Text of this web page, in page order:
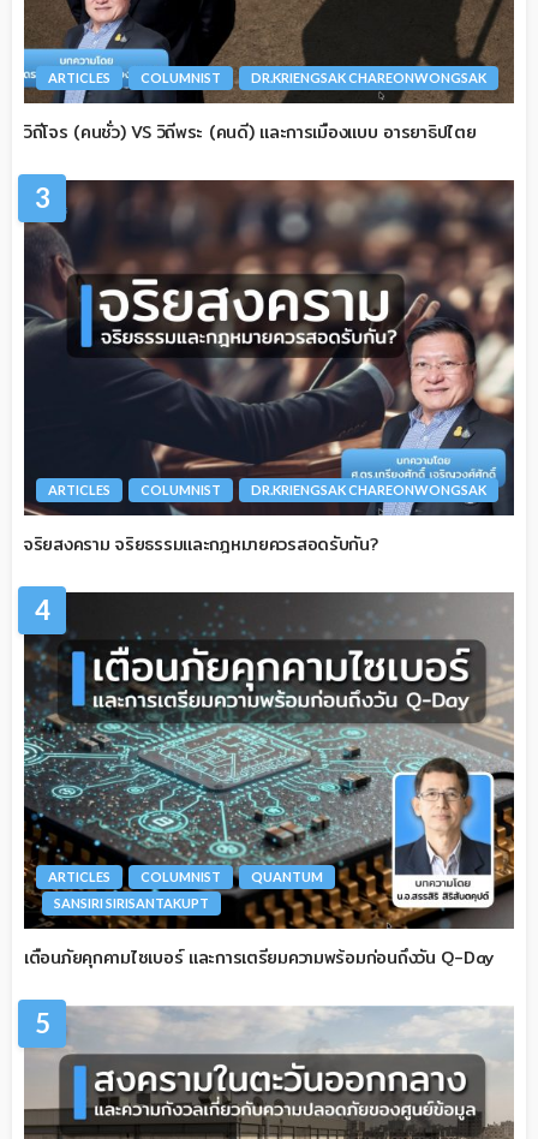
ARTICLES COLUMNIST DR.KRIENGSAK CHAREONWONGSAK
วิถีโจร (คนชั่ว) VS วิถีพระ (คนดี) และการเมืองแบบ อารยาธิปไตย
3
ARTICLES COLUMNIST DR.KRIENGSAK CHAREONWONGSAK
จริยสงคราม จริยธรรมและกฎหมายควรสอดรับกัน?
4
ARTICLES COLUMNIST
QUANTUM
SANSIRI SIRISANTAKUPT
เตือนภัยคุกคามไซเบอร์ และการเตรียมความพร้อมก่อนถึงวัน Q-Day
5